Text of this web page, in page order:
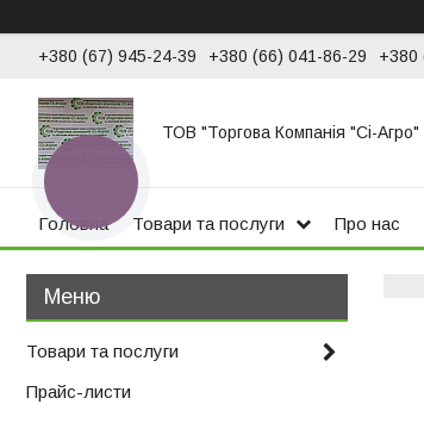
+380 (67) 945-24-39 +380 (66) 041-86-29 +380
ТОВ "Торгова Компанія "Сі-Агро"
Головна Товари та послуги Про нас
Товари та послуги
Прайс-листи